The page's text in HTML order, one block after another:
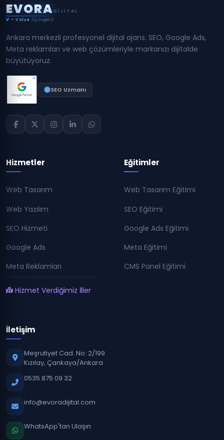
EVORA DIJITAL
V — Value (İş Değeri)
Ankara merkezli profesyonel dijital ajans. SEO, Google Ads,
Meta reklamları ve web çözümleriyle markanızı dijitalde
büyütüyoruz.
SEO Uzmanı
Hizmetler
Web Tasarım
Web Yazılım
SEO Hizmeti
Google Ads
Meta Reklamları
Hizmet Verdiğimiz İller
Eğitimler
Web Tasarım Eğitimi
SEO Eğitimi
Google Ads Eğitimi
Meta Eğitimi
CMS Panel Eğitimi
İletişim
Meşrutiyet Cad. No: 2/199
Kızılay, Çankaya/Ankara
0535 875 09 32
info@evoradijital.com
WhatsApp'tan Ulaşın